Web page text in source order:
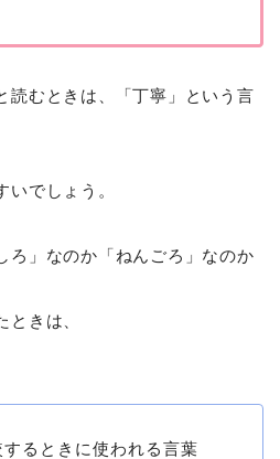
読むときは、「丁寧」という言
いでしょう。
ろ」なのか「ねんごろ」なのか
ときは、
るときに使われる言葉